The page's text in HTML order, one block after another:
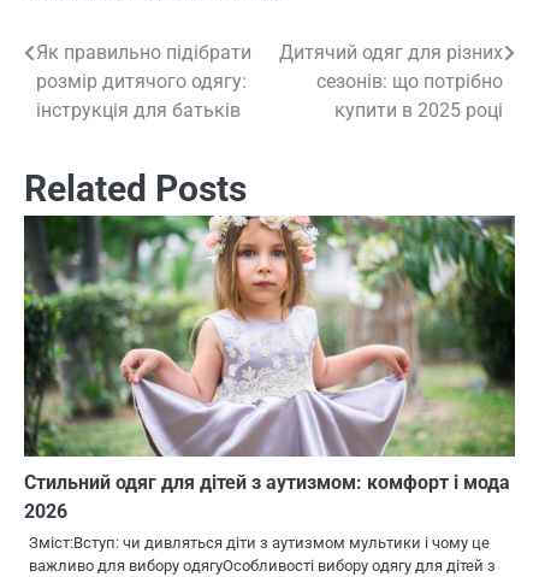
Навигация
по
Як правильно підібрати
розмір дитячого одягу:
інструкція для батьків
Дитячий одяг для різних
сезонів: що потрібно
купити в 2025 році
Related Posts
Стильний одяг для дітей з аутизмом: комфорт і мода
2026
Зміст:Вступ: чи дивляться діти з аутизмом мультики і чому це
важливо для вибору одягуОсобливості вибору одягу для дітей з